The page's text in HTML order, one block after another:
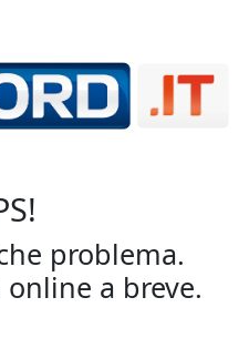
problema.
a breve.